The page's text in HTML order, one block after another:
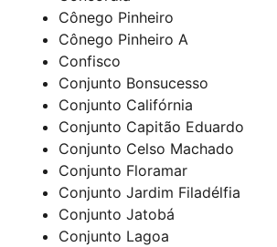
Cônego Pinheiro
Cônego Pinheiro A
Confisco
Conjunto Bonsucesso
Conjunto Califórnia
Conjunto Capitão Eduardo
Conjunto Celso Machado
Conjunto Floramar
Conjunto Jardim Filadélfia
Conjunto Jatobá
Conjunto Lagoa